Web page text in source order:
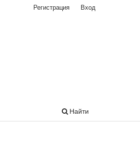
Найти
Регистрация Вход